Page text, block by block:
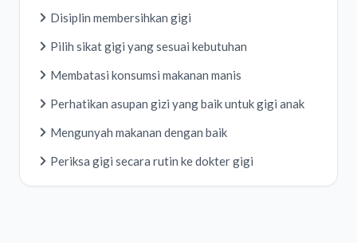
Disiplin membersihkan gigi
Pilih sikat gigi yang sesuai kebutuhan
Membatasi konsumsi makanan manis
Perhatikan asupan gizi yang baik untuk gigi anak
Mengunyah makanan dengan baik
Periksa gigi secara rutin ke dokter gigi